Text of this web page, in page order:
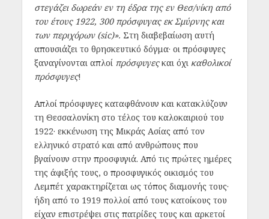
στεγάζει δωρεάν εν τη έδρα της εν Θεσ/νίκη από
του έτους 1922, 300 πρόσφυγας εκ Σμύρνης και
των περιχόρων (sic)». Στη διαβεβαίωση αυτή
απουσιάζει το θρησκευτικό δόγμα· οι πρόσφυγες
ξαναγίνονται απλοί πρόσφυγεςκαι όχι καθολικοί
πρόσφυγες!
Απλοί πρόσφυγες καταφθάνουν και κατακλύζουν
τη Θεσσαλονίκη στο τέλος του καλοκαιριού του
1922· εκκένωση της Μικράς Ασίας από τον
ελληνικό στρατό και από ανθρώπους που
βγαίνουν στην προσφυγιά. Από τις πρώτες ημέρες
της άφιξής τους, ο προσφυγικός οικισμός του
Λεμπέτ χαρακτηρίζεται ως τόπος διαμονής τους·
ήδη από το 1919 πολλοί από τους κατοίκους του
είχαν επιστρέψει στις πατρίδες τους και αρκετοί